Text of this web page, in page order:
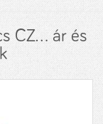
CZ... ár és